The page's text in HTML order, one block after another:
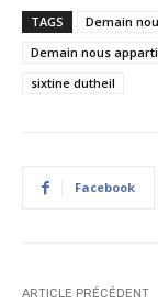
r
g
e
m
…
TAGS
Demain
Demain nous
sixtine dutheil
Facebook
ARTICLE PRÉCÉDENT